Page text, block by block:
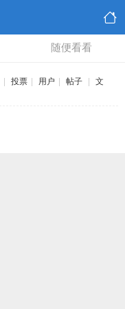
随便看看
投票 用户 帖子
文